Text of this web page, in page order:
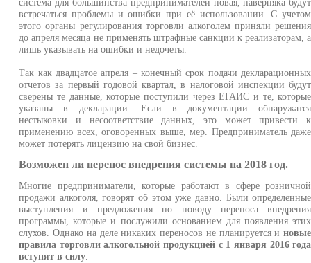
встречаться проблемы и ошибки при её использовании. С учетом
этого органы регулирования торговли алкоголем приняли решения
до апреля месяца не применять штрафные санкции к реализаторам, а
лишь указывать на ошибки и недочеты.
Так как двадцатое апреля – конечный срок подачи декларационных
отчетов за первый годовой квартал, в налоговой инспекции будут
сверены те данные, которые поступили через ЕГАИС и те, которые
указаны в декларации. Если в документации обнаружатся
нестыковки и несоответствие данных, это может привести к
применению всех, оговоренных выше, мер. Предприниматель даже
может потерять лицензию на свой бизнес.
Возможен ли перенос внедрения системы на 2018 год.
Многие предприниматели, которые работают в сфере розничной
продажи алкоголя, говорят об этом уже давно. Были определенные
выступления и предложения по поводу переноса внедрения
программы, которые и послужили основанием для появления этих
слухов. Однако на деле никаких переносов не планируется иновые
правила торговли алкогольной продукцией с 1 января 2016 года
вступят в силу.